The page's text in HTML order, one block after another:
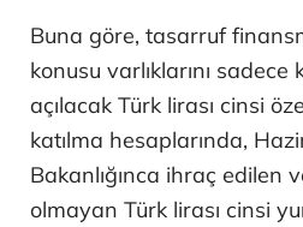
Buna göre, tasarruf
konusu varlıklarını sadece
açılacak Türk lirası cinsi
katılma hesaplarında,
Bakanlığınca ihraç edilen
olmayan Türk lirası cinsi